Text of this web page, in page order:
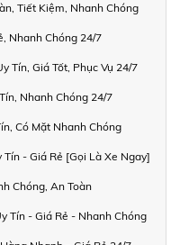
Tiết Kiệm, Nhanh Chóng
Nhanh Chóng 24/7
Tín, Giá Tốt, Phục Vụ 24/7
Nhanh Chóng 24/7
Có Mặt Nhanh Chóng
Tín - Giá Rẻ [Gọi Là Xe Ngay]
Chóng, An Toàn
Tín - Giá Rẻ - Nhanh Chóng